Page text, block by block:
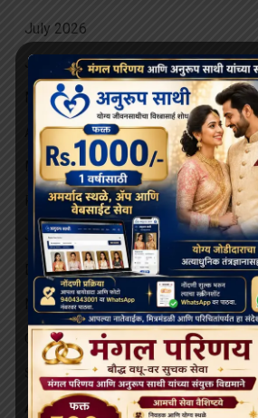
July 2026
June 2026
May 2026
April 2026
March 2026
February 2026
January 2026
December 2025
November 2025
October 2025
September 2025
August 2025